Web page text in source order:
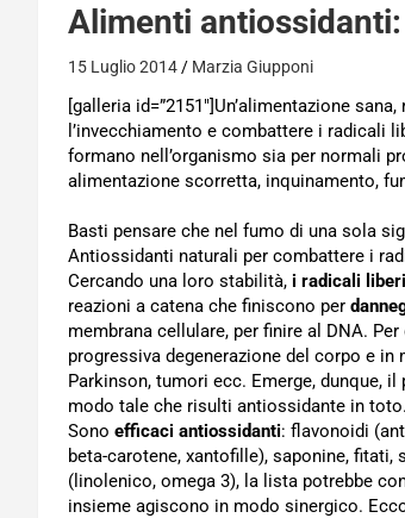
Alimenti antiossidanti:
15 Luglio 2014 Marzia Giupponi
[galleria id=”2151″]Un’alimentazione sana,
l’invecchiamento e combattere i radicali
formano nell’organismo sia per normali
alimentazione scorretta, inquinamento,
Basti pensare che nel fumo di una sola
Antiossidanti naturali per combattere i
Cercando una loro stabilità, i radicali liberi
reazioni a catena che finiscono per
membrana cellulare, per finire al DNA.
progressiva degenerazione del corpo e
Parkinson, tumori ecc. Emerge, dunque,
modo tale che risulti antiossidante in toto.
Sono efficaci antiossidanti: flavonoidi
beta-carotene, xantofille), saponine,
(linolenico, omega 3), la lista potrebbe
insieme agiscono in modo sinergico.